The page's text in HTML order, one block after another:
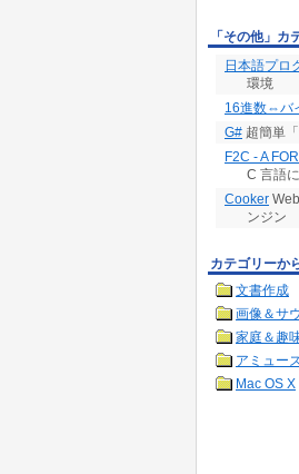
「その他」
日本語プロ
環境
16進数⇔バ
G# 超簡単
F2C - A
C 言語
Cooker
ンジン
カテゴリーか
文書作成
画像＆サ
家庭＆趣
アミュー
Mac OS X